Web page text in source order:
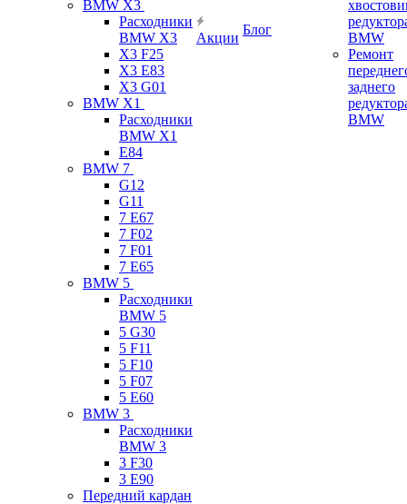
BMW X3
Расходники
BMW X3
X3 F25
X3 E83
X3 G01
BMW X1
Расходники
BMW X1
E84
BMW 7
G12
G11
7 Е67
7 F02
7 F01
7 E65
BMW 5
Расходники
BMW 5
5 G30
5 F11
5 F10
5 F07
5 E60
BMW 3
Расходники
BMW 3
3 F30
3 E90
Передний кардан
Акции
Блог
BMW
Ремонт
заднего
BMW